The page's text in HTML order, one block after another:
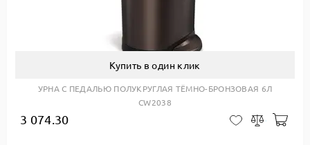
Купить в один клик
УРНА С ПЕДАЛЬЮ ПОЛУКРУГЛАЯ ТЁМНО-БРОНЗОВАЯ 6Л
CW2038
3 074.30 В закладки
Сравнить